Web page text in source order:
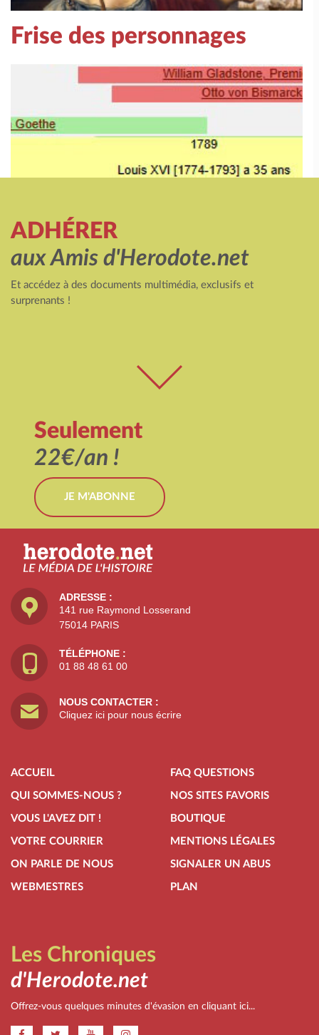
Frise des personnages
ADHÉRER
aux Amis d'Herodote.net
Et accédez à des documents multimédia, exclusifs et
surprenants !
Seulement
22€/an !
JE M'ABONNE
ADRESSE :
141 rue Raymond Losserand
75014 PARIS
TÉLÉPHONE :
01 88 48 61 00
NOUS CONTACTER :
Cliquez ici pour nous écrire
ACCUEIL
QUI SOMMES-NOUS ?
VOUS L'AVEZ DIT !
VOTRE COURRIER
ON PARLE DE NOUS
WEBMESTRES
FAQ QUESTIONS
NOS SITES FAVORIS
BOUTIQUE
MENTIONS LÉGALES
SIGNALER UN ABUS
PLAN
Les Chroniques
d'Herodote.net
Offrez-vous quelques minutes d'évasion en cliquant ici...